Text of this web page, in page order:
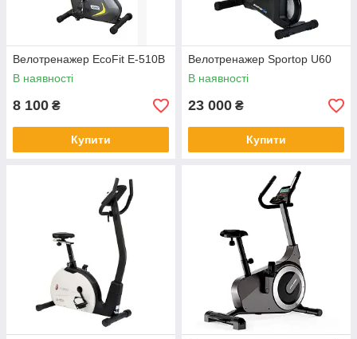
Велотренажер EcoFit E-510B
В наявності
8 100 ₴
Купити
Велотренажер Sportop U60
В наявності
23 000 ₴
Купити